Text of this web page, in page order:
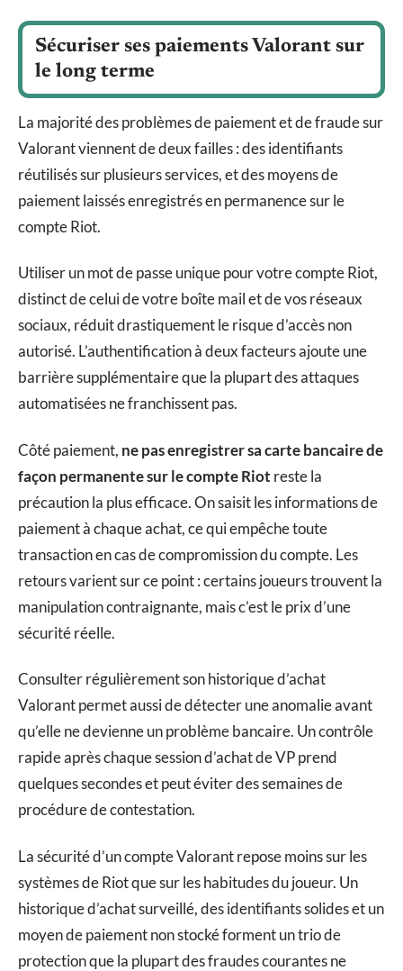
Sécuriser ses paiements Valorant sur
le long terme
La majorité des problèmes de paiement et de fraude sur
Valorant viennent de deux failles : des identifiants
réutilisés sur plusieurs services, et des moyens de
paiement laissés enregistrés en permanence sur le
compte Riot.
Utiliser un mot de passe unique pour votre compte Riot,
distinct de celui de votre boîte mail et de vos réseaux
sociaux, réduit drastiquement le risque d’accès non
autorisé. L’authentification à deux facteurs ajoute une
barrière supplémentaire que la plupart des attaques
automatisées ne franchissent pas.
Côté paiement, ne pas enregistrer sa carte bancaire de
façon permanente sur le compte Riot reste la
précaution la plus efficace. On saisit les informations de
paiement à chaque achat, ce qui empêche toute
transaction en cas de compromission du compte. Les
retours varient sur ce point : certains joueurs trouvent la
manipulation contraignante, mais c’est le prix d’une
sécurité réelle.
Consulter régulièrement son historique d’achat
Valorant permet aussi de détecter une anomalie avant
qu’elle ne devienne un problème bancaire. Un contrôle
rapide après chaque session d’achat de VP prend
quelques secondes et peut éviter des semaines de
procédure de contestation.
La sécurité d’un compte Valorant repose moins sur les
systèmes de Riot que sur les habitudes du joueur. Un
historique d’achat surveillé, des identifiants solides et un
moyen de paiement non stocké forment un trio de
protection que la plupart des fraudes courantes ne